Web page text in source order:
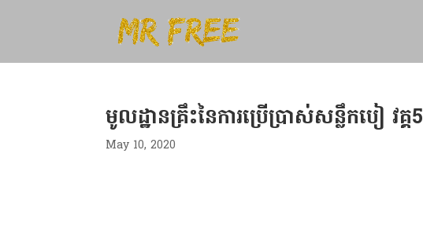
មូលដ្ឋានគ្រឹះនៃការប្រើប្រាស់សន្លឹកបៀ វគ្គ5
May 10, 2020